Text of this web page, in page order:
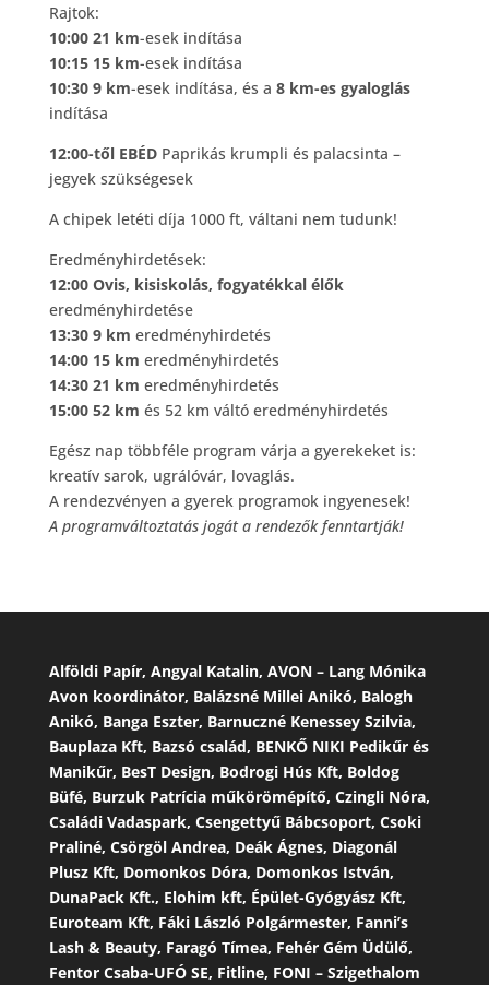
Rajtok:
10:00 21 km-esek indítása
10:15 15 km-esek indítása
10:30 9 km-esek indítása, és a 8 km-es gyaloglás
indítása
12:00-től EBÉDPaprikás krumpli és palacsinta –
jegyek szükségesek
A chipek letéti díja 1000 ft, váltani nem tudunk!
Eredményhirdetések:
12:00 Ovis, kisiskolás, fogyatékkal élők
eredményhirdetése
13:30 9 km eredményhirdetés
14:00 15 km eredményhirdetés
14:30 21 km eredményhirdetés
15:00 52 km és 52 km váltó eredményhirdetés
Egész nap többféle program várja a gyerekeket is:
kreatív sarok, ugrálóvár, lovaglás.
A rendezvényen a gyerek programok ingyenesek!
A programváltoztatás jogát a rendezők fenntartják!
Alföldi Papír, Angyal Katalin, AVON – Lang Mónika
Avon koordinátor, Balázsné Millei Anikó, Balogh
Anikó, Banga Eszter, Barnuczné Kenessey Szilvia,
Bauplaza Kft, Bazsó család, BENKŐ NIKI Pedikűr és
Manikűr, BesT Design, Bodrogi Hús Kft, Boldog
Büfé, Burzuk Patrícia műkörömépítő, Czingli Nóra,
Családi Vadaspark, Csengettyű Bábcsoport, Csoki
Praliné, Csörgöl Andrea, Deák Ágnes, Diagonál
Plusz Kft, Domonkos Dóra, Domonkos István,
DunaPack Kft., Elohim kft, Épület-Gyógyász Kft,
Euroteam Kft, Fáki László Polgármester, Fanni’s
Lash & Beauty, Faragó Tímea, Fehér Gém Üdülő,
Fentor Csaba-UFÓ SE, Fitline, FONI – Szigethalom